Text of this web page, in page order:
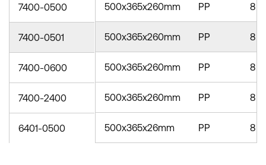
500x365x260mm PP 8
500x365x260mm PP 8
500x365x260mm PP 8
500x365x260mm PP 8
500x365x26mm PP 8
7400-0500
7400-0501
7400-0600
7400-2400
6401-0500